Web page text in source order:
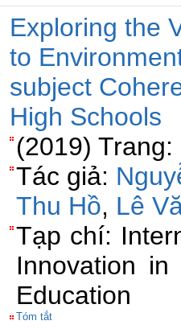
Exploring the
to
subject
High Schools
(2019)
Tác giả:
Thu Hồ, Lê
Tạp chí:
Innovation in
Education
Tóm tắt